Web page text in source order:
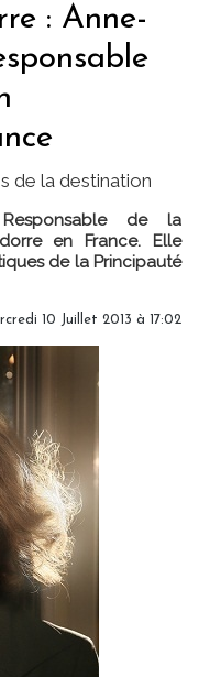
: Anne-
de la destination
de la
en France. Elle
de la Principauté
10 Juillet 2013 à 17:02